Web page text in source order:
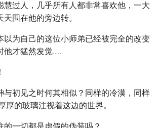
慧过人，几乎所有人都非常喜欢他，一大
围在他的旁边转。
以为自己的这位小师弟已经被完全的改变
他才猛然发觉……
与初见之时何其相似？同样的冷漠，同样
厚的玻璃注视着这边的世界。